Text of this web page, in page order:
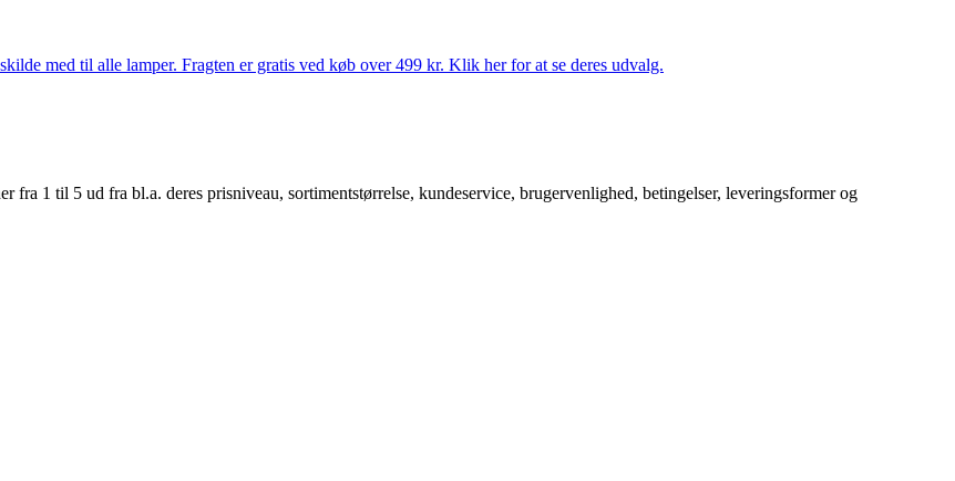
med til alle lamper. Fragten er gratis ved køb over 499 kr. Klik her for at se deres udvalg.
fra 1 til 5 ud fra bl.a. deres prisniveau, sortimentstørrelse, kundeservice, brugervenlighed, betingelser, leveringsformer og